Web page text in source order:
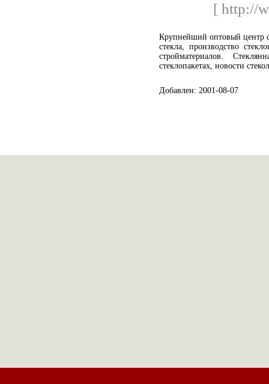
[ http://
Крупнейший оптовый центр
стекла, производство
стройматериалов.
стеклопакетах, новости
Добавлен: 2001-08-07